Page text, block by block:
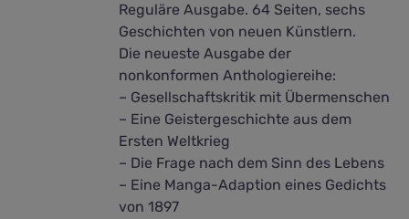
Reguläre Ausgabe. 64 Seiten, sechs
Geschichten von neuen Künstlern.
Die neueste Ausgabe der
nonkonformen Anthologiereihe:
– Gesellschaftskritik mit Übermenschen
– Eine Geistergeschichte aus dem
Ersten Weltkrieg
– Die Frage nach dem Sinn des Lebens
– Eine Manga-Adaption eines Gedichts
von 1897